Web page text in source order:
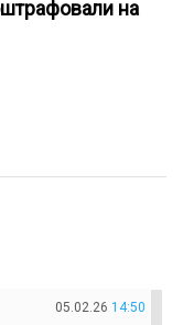
на
05.02.26 14:50